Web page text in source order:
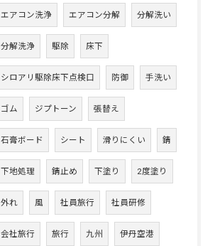
エアコン洗浄 エアコン分解 分解洗い
分解洗浄 駆除 床下
シロアリ駆除床下点検口 防御 手洗い
ゴム ジプトーン 張替え
石膏ボード シート 滑りにくい 錆
下地処理 錆止め 下塗り 2度塗り
外れ 風 社員旅行 社員研修
会社旅行 旅行 九州 伊丹空港